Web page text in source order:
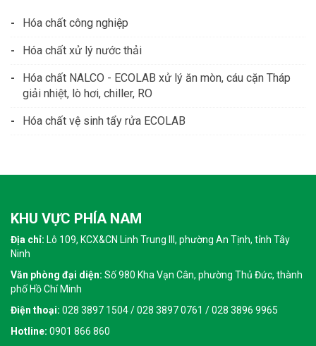
Hóa chất công nghiệp
Hóa chất xử lý nước thải
Hóa chất NALCO - ECOLAB xử lý ăn mòn, cáu cặn Tháp
giải nhiệt, lò hơi, chiller, RO
Hóa chất vệ sinh tẩy rửa ECOLAB
KHU VỰC PHÍA NAM
Địa chỉ: Lô 109, KCX&CN Linh Trung III, phường An Tịnh, tỉnh Tây
Ninh
Văn phòng đại diện: Số 980 Kha Vạn Cân, phường Thủ Đức, thành
phố Hồ Chí Minh
Điện thoại: 028 3897 1504 / 028 3897 0761 / 028 3896 9965
Hotline: 0901 866 860